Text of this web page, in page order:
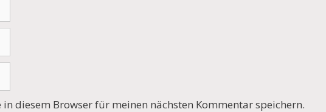
diesem Browser für meinen nächsten Kommentar speichern.